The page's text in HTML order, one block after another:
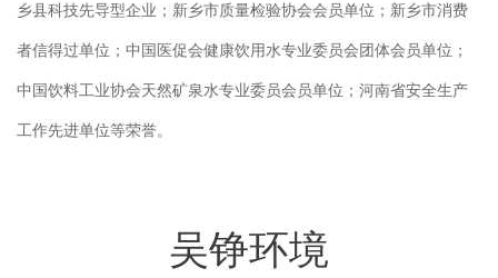
乡县科技先导型企业；新乡市质量检验协会会员单位；新乡市消费
者信得过单位；中国医促会健康饮用水专业委员会团体会员单位；
中国饮料工业协会天然矿泉水专业委员会员单位；河南省安全生产
工作先进单位等荣誉。
吴铮环境